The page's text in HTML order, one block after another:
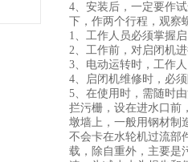
4、安装后，一定要作
下，作两个行程，观察
1、工作人员必须掌握
2、工作前，对启闭机
3、电动运转时，工作
4、启闭机维修时，必
5、在使用时，需随时
拦污栅，设在进水口前
墩墙上，一般用钢材制
不会卡在水轮机过流部
载，除自重外，主要是